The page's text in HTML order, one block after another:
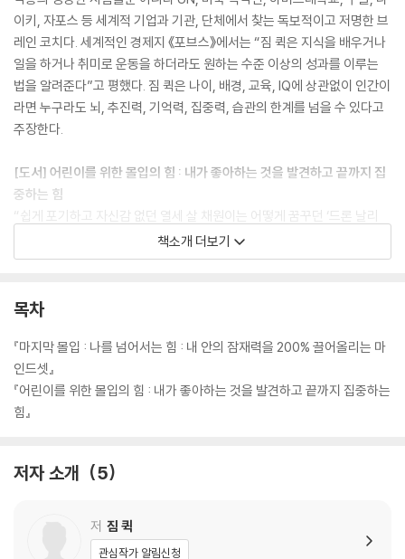
이키, 자포스 등 세계적 기업과 기관, 단체에서 찾는 독보적이고 저명한 브
레인 코치다. 세계적인 경제지 《포브스》에서는 “짐 퀵은 지식을 배우거나
일을 하거나 취미로 운동을 하더라도 원하는 수준 이상의 성과를 이루는
법을 알려준다”고 평했다. 짐 퀵은 나이, 배경, 교육, IQ에 상관없이 인간이
라면 누구라도 뇌, 추진력, 기억력, 집중력, 습관의 한계를 넘을 수 있다고
주장한다.
[도서] 어린이를 위한 몰입의 힘 : 내가 좋아하는 것을 발견하고 끝까지 집
중하는 힘
“쉽게 포기하고 자신감 없던 열세 살 채원이는 어떻게 꿈꾸던 ‘드론 날리
기’ 1등이 됐을까?” ★★★《어린이를 위한 그릿》《어린이를 위한 아주 작
은 습관의 힘》을 잇는 초등 필독서!! 제2의 BTS, 유재석, 손흥민을 꿈꾸는
드는 순간 꿈은 반드시 이뤄질 수 있다! IQ, 재능, 환경을 뛰어넘는 몰입의
를 위한 아주 작은 습관의 힘》을 잇는 초등 필독서! 강렬한 몰입을 통해 스
스로 잠재력을 깨워 하버드, 구글, 나이키, UN, 미국 백악관 등에서 찾는
세계적인 두뇌 코치가 된 ‘짐 퀵’. 짐 퀵의 놀라운 성공 법칙이 담긴 베스트
셀러 《마지막 몰입》이 어린이를 위한 동화로 돌아왔습니다! 몰입은 자기
책소개 더보기
목차
『마지막 몰입 : 나를 넘어서는 힘 : 내 안의 잠재력을 200% 끌어올리는 마
인드셋』
『어린이를 위한 몰입의 힘 : 내가 좋아하는 것을 발견하고 끝까지 집중하는
힘』
저자 소개 5
저 짐 퀵
관심작가 알림신청